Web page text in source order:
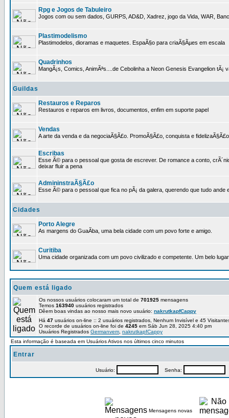
Rpg e Jogos de Tabuleiro
Jogos com ou sem dados, GURPS, AD&D, Xadrez, jogo da Vida, WAR,
Plastimodelismo
Plastimodelos, dioramas e maquetes. EspaÃ§o para criaÃ§Ãµes em escala
Quadrinhos
MangÃ¡s, Comics, AnimÃªs....de Cebolinha a Neon Genesis Evangelion tÃ¡
Guildas
Restauros e Reparos
Restauros e reparos em livros, documentos, enfim em suporte papel
Vendas
A arte da venda e da negociaÃ§Ã£o. PromoÃ§Ã£o, conquista e
Escribas
Esse Ã© para o pessoal que gosta de escrever. De romance a conto,
deixar fluir a pena
AdmininstraÃ§Ã£o
Esse Ã© para o pessoal que fica no pÃ¡ da galera, querendo que tudo ande
Cidades
Porto Alegre
As margens do GuaÃ­ba, uma bela cidade com um povo forte e amigo.
Curitiba
Uma cidade organizada com um povo civilizado e competente. Um belo
Quem está ligado
Os nossos usuários colocaram um total de 701925 mensagens
Temos 163940 usuários registrados
Dêem boas vindas ao nosso mais novo usuário: nakrutkapfCappy
Há 47 usuários on-line :: 2 usuários registrados, Nenhum Invisível e 45
O recorde de usuários on-line foi de 4245 em Sáb Jun 28, 2025 4:40 pm
Usuários Registrados Germanvem nakrutkapfCappy
Esta informação é baseada em Usuários Ativos nos últimos cinco minutos
Entrar
Usuário: Senha:
Mensagens novas